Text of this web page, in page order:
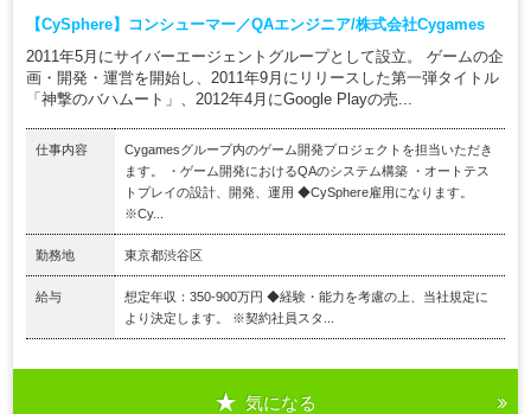
【CySphere】コンシューマー／QAエンジニア/株式会社Cygames
2011年5月にサイバーエージェントグループとして設立。 ゲームの企
画・開発・運営を開始し、2011年9月にリリースした第一弾タイトル
「神撃のバハムート」、2012年4月にGoogle Playの売...
仕事内容
Cygamesグループ内のゲーム開発プロジェクトを担当いただき
ます。 ・ゲーム開発におけるQAのシステム構築 ・オートテス
トプレイの設計、開発、運用 ◆CySphere雇用になります。
※Cy...
勤務地 東京都渋谷区
給与
想定年収：350-900万円 ◆経験・能力を考慮の上、当社規定に
より決定します。 ※契約社員スタ...
気になる